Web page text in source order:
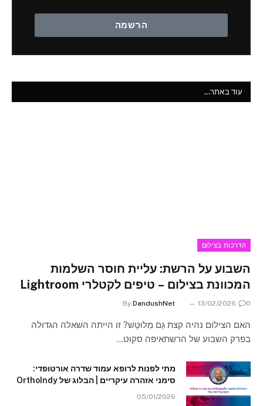
הרשמה
עוד באתר...
הדרכות בצילום
השבוע על הרשת: עליית חוסר השלמות
המכוונת בצילום – טיפים לקטלרי Lightroom
By DandushNet 13/02/2026 0
האם הצילום נהיה קצת גַם מְלוּטָשׁ? זו הייתה השאלה הגדולה
בפרק השבוע של הרשתאיפה סקוט…
מתי לפנות לרופא עמוד שדרה אורטופדי:
סימני אזהרה עיקריים | הבלוג של OrthoIndy
05/01/2026